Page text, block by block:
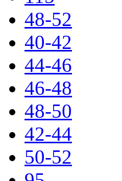
48-52
40-42
44-46
46-48
48-50
42-44
50-52